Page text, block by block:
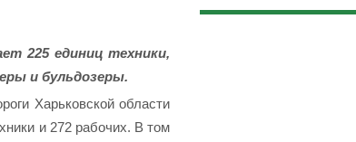
225 единиц техники,
и бульдозеры.
Харьковской области
и 272 рабочих. В том